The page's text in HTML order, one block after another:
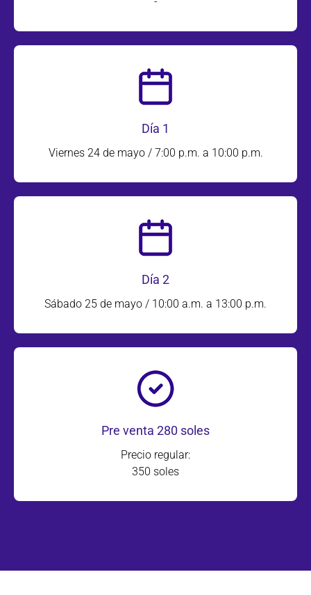
Día 1
Viernes 24 de mayo / 7:00 p.m. a 10:00 p.m.
Día 2
Sábado 25 de mayo / 10:00 a.m. a 13:00 p.m.
Pre venta 280 soles
Precio regular:
350 soles